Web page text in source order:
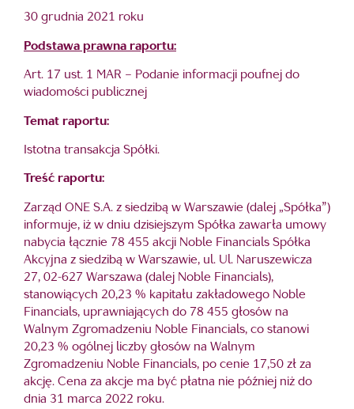
30 grudnia 2021 roku
Podstawa prawna raportu:
Art. 17 ust. 1 MAR – Podanie informacji poufnej do
wiadomości publicznej
Temat raportu:
Istotna transakcja Spółki.
Treść raportu:
Zarząd ONE S.A. z siedzibą w Warszawie (dalej „Spółka”)
informuje, iż w dniu dzisiejszym Spółka zawarła umowy
nabycia łącznie 78 455 akcji Noble Financials Spółka
Akcyjna z siedzibą w Warszawie, ul. Ul. Naruszewicza
27, 02-627 Warszawa (dalej Noble Financials),
stanowiących 20,23 % kapitału zakładowego Noble
Financials, uprawniających do 78 455 głosów na
Walnym Zgromadzeniu Noble Financials, co stanowi
20,23 % ogólnej liczby głosów na Walnym
Zgromadzeniu Noble Financials, po cenie 17,50 zł za
akcję. Cena za akcje ma być płatna nie później niż do
dnia 31 marca 2022 roku.